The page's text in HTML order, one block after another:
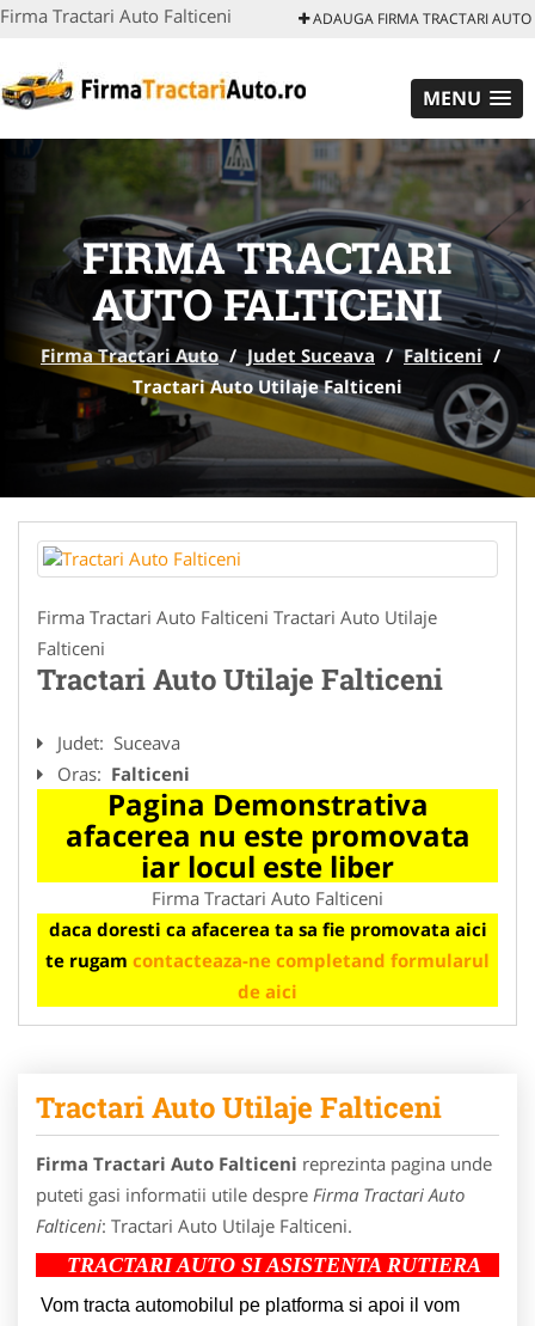
Firma Tractari Auto Falticeni ADAUGA FIRMA TRACTARI AUTO
MENU
FIRMA TRACTARI
AUTO FALTICENI
Firma Tractari Auto / Judet Suceava / Falticeni /
Tractari Auto Utilaje Falticeni
Firma Tractari Auto Falticeni Tractari Auto Utilaje
Falticeni
Tractari Auto Utilaje Falticeni
Judet: Suceava
Oras: Falticeni
Pagina Demonstrativa
afacerea nu este promovata
iar locul este liber
Firma Tractari Auto Falticeni
daca doresti ca afacerea ta sa fie promovata aici
te rugam contacteaza-ne completand formularul
de aici
Tractari Auto Utilaje Falticeni
Firma Tractari Auto Falticeni reprezinta pagina unde
puteti gasi informatii utile despre Firma Tractari Auto
Falticeni: Tractari Auto Utilaje Falticeni.
TRACTARI AUTO SI ASISTENTA RUTIERA
Vom tracta automobilul pe platforma si apoi il vom